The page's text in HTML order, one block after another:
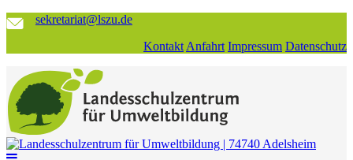
sekretariat@lszu.de
Kontakt Anfahrt Impressum Datenschutz